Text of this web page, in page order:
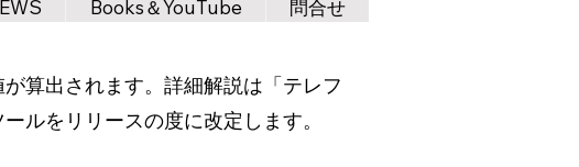
Books＆YouTube 問合せ
算出されます。詳細解説は「テレフ
ルをリリースの度に改定します。